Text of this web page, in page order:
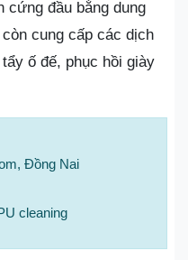
đầu bằng dung
cung cấp các dịch
ố đế, phục hồi giày
Đồng Nai
cleaning